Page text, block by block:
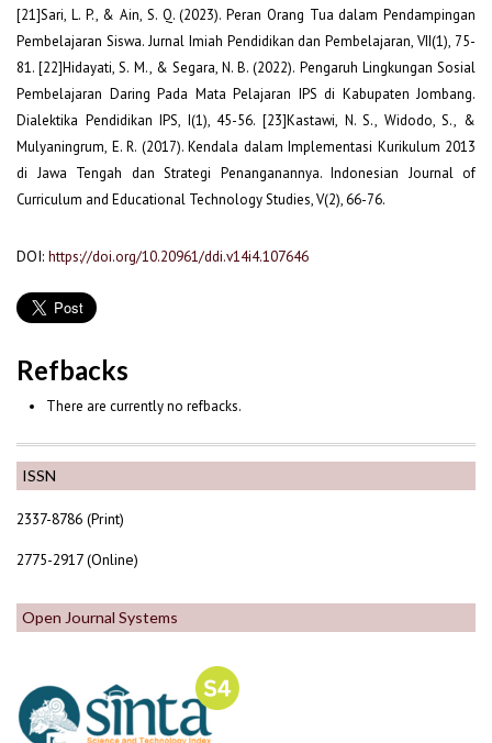
ISSN
2337-8786 (Print)
2775-2917 (Online)
Open Journal Systems
[21]Sari, L. P., & Ain, S. Q. (2023). Peran Orang Tua dalam Pendampingan
Pembelajaran Siswa. Jurnal Imiah Pendidikan dan Pembelajaran, VII(1), 75-
81. [22]Hidayati, S. M., & Segara, N. B. (2022). Pengaruh Lingkungan Sosial
Pembelajaran Daring Pada Mata Pelajaran IPS di Kabupaten Jombang.
Dialektika Pendidikan IPS, I(1), 45-56. [23]Kastawi, N. S., Widodo, S., &
Mulyaningrum, E. R. (2017). Kendala dalam Implementasi Kurikulum 2013
di Jawa Tengah dan Strategi Penanganannya. Indonesian Journal of
Curriculum and Educational Technology Studies, V(2), 66-76.
DOI: https://doi.org/10.20961/ddi.v14i4.107646
Refbacks
There are currently no refbacks.